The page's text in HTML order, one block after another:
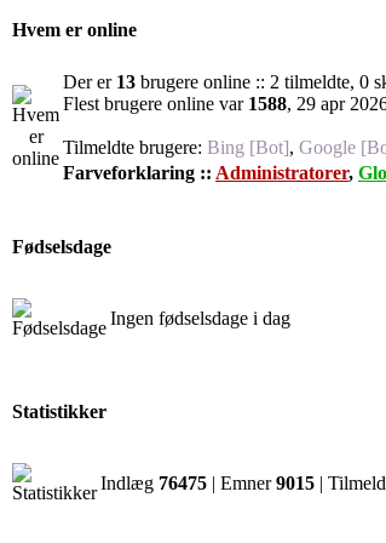
Hvem er online
Der er 13 brugere online :: 2 tilmeldte, 0
Flest brugere online var 1588, 29 apr
Tilmeldte brugere: Bing [Bot], Google
Farveforklaring :: Administratorer,
Fødselsdage
Ingen fødselsdage i dag
Statistikker
Indlæg 76475 | Emner9015 |